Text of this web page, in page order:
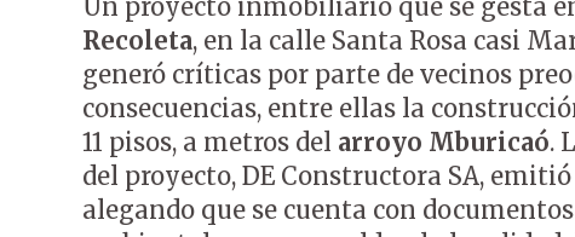
Un proyecto inmobiliario que se gesta
Recoleta, en la calle Santa Rosa casi
generó críticas por parte de vecinos
consecuencias, entre ellas la
11 pisos, a metros del arroyo Mburicaó.
del proyecto, DE Constructora SA,
alegando que se cuenta con